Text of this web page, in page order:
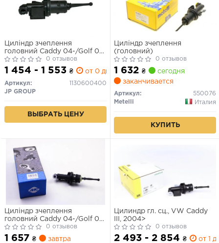
Циліндр зчеплення
головний Caddy 04-/Golf 04-
13/Jetta 05-
0 отзывов
1 454 - 1 553 ₴ от 0 дн.
Артикул:
1130600400
JP GROUP
ВЫБРАТЬ ЦЕНУ
Циліндр зчеплення
(головний)
0 отзывов
1 632 ₴
сегодня
заканчивается
Артикул:
550076
Metelli
Италия
КУПИТЬ
Циліндр зчеплення
головний Caddy 04-/Golf 04-
13/Jetta 05- (без сенсора)
0 отзывов
1 657 ₴ завтра
Цилиндр гл. сц., VW Caddy
III, 2004>
0 отзывов
2 493 - 2 854 ₴ от 1